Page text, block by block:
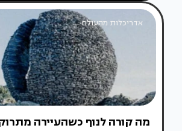
אדריכלות מהעולם
מה קורה לנוף כשהעיירה